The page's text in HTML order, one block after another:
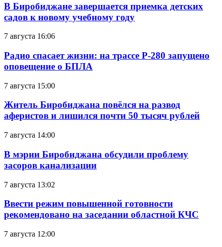
В Биробиджане завершается приемка детских
садов к новому учебному году
7 августа 16:06
Радио спасает жизни: на трассе Р-280 запущено
оповещение о БПЛА
7 августа 15:00
Житель Биробиджана повёлся на развод
аферистов и лишился почти 50 тысяч рублей
7 августа 14:00
В мэрии Биробиджана обсудили проблему
засоров канализации
7 августа 13:02
Ввести режим повышенной готовности
рекомендовано на заседании областной КЧС
7 августа 12:00